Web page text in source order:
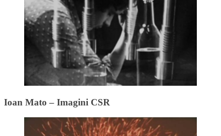
Ioan Mato – Imagini CSR